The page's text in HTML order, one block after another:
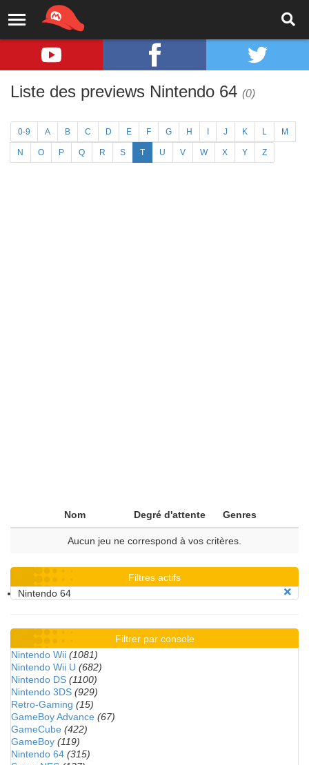
Liste des previews Nintendo 64 (0)
0-9 A B C D E F G H J K L M
N O P Q R S T U V W X Y Z
Nom Degré d'attente Genres
Aucun jeu ne correspond à vos critères.
Filtres actifs
Nintendo 64
Filtrer par console
Nintendo Wii (1081)
Nintendo Wii U (682)
Nintendo DS (1100)
Nintendo 3DS (929)
Retro-Gaming (15)
GameBoy Advance (67)
GameCube (422)
GameBoy (119)
Nintendo 64 (315)